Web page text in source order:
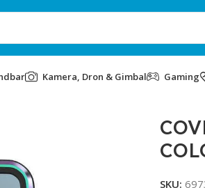
Kamera, Dron & Gimbal Gaming
SKU: